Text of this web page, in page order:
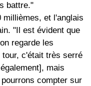
battre."
millièmes, et l'anglais
"Il est évident que
regarde les
c'était très serré
mais
compter sur